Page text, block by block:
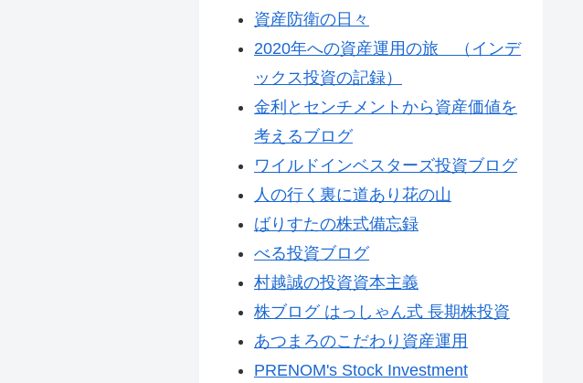
資産防衛の日々
2020年への資産運用の旅 （インデ
ックス投資の記録）
金利とセンチメントから資産価値を
考えるブログ
ワイルドインベスターズ投資ブログ
人の行く裏に道あり花の山
ばりすたの株式備忘録
べる投資ブログ
村越誠の投資資本主義
株ブログ はっしゃん式 長期株投資
あつまろのこだわり資産運用
PRENOM's Stock Investment